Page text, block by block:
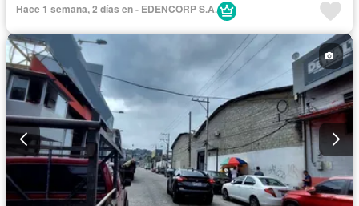
Hace 1 semana, 2 días en - EDENCORP S.A.